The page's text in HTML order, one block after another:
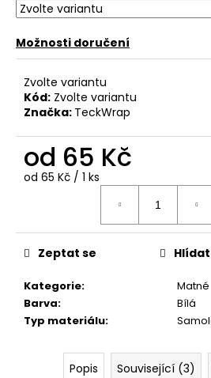
Možnosti doručení
Zvolte variantu
Kód: Zvolte variantu
Značka: TeckWrap
od 65 Kč
Měrná
od 65 Kč / 1 ks
Kategorie:
Matné
Barva:
Bílá
Typ materiálu:
Zeptat se Hlídat
Popis Související (3)